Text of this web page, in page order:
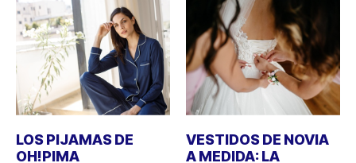
LOS PIJAMAS DE
OH!PIMA
VESTIDOS DE NOVIA
A MEDIDA: LA